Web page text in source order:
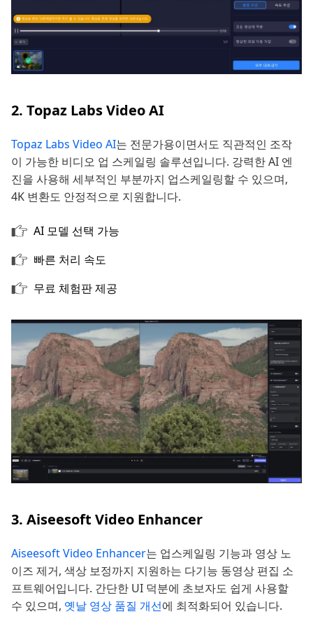
2. Topaz Labs Video AI
Topaz Labs Video AI는 전문가용이면서도 직관적인 조작
이 가능한 비디오 업 스케일링 솔루션입니다. 강력한 AI 엔
진을 사용해 세부적인 부분까지 업스케일링할 수 있으며,
4K 변환도 안정적으로 지원합니다.
AI 모델 선택 가능
빠른 처리 속도
무료 체험판 제공
3. Aiseesoft Video Enhancer
Aiseesoft Video Enhancer는 업스케일링 기능과 영상 노
이즈 제거, 색상 보정까지 지원하는 다기능 동영상 편집 소
프트웨어입니다. 간단한 UI 덕분에 초보자도 쉽게 사용할
수 있으며, 옛날 영상 품질 개선에 최적화되어 있습니다.